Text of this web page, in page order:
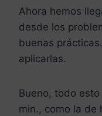
Ahora hemos
desde los
buenas
aplicarlas.
Bueno, todo
min., como la de